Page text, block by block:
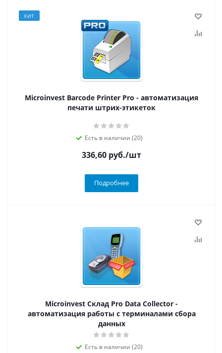
ХИТ
Microinvest Barcode Printer Pro - автоматизация
печати штрих-этикеток
Есть в наличии (20)
336,60 руб./шт
Подробнее
Microinvest Склад Pro Data Collector -
автоматизация работы с терминалами сбора
данных
Есть в наличии (20)